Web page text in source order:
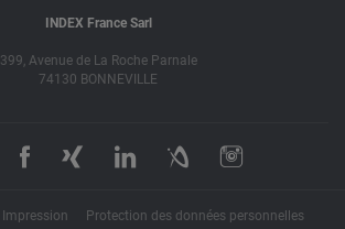
INDEX France Sarl
399, Avenue de La Roche Parnale
74130 BONNEVILLE
Impression Protection des données personnelles